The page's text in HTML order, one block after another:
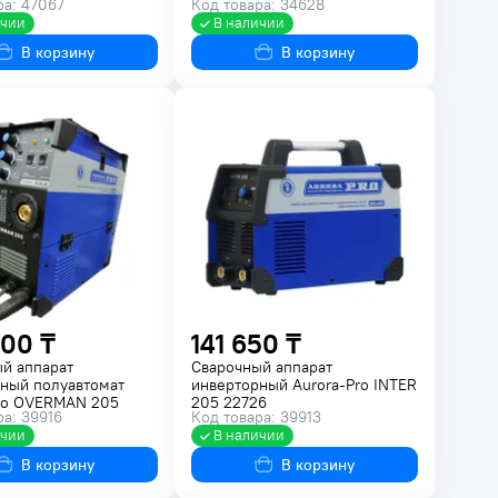
47067
В корзину
Код товара: 34628
В наличии
В корзину
₸
аппарат
полуавтомат
OVERMAN 205
39916
В корзину
141 650 ₸
Сварочный аппарат
инверторный Aurora-Pro INTER
205 22726
Код товара: 39913
В наличии
В корзину